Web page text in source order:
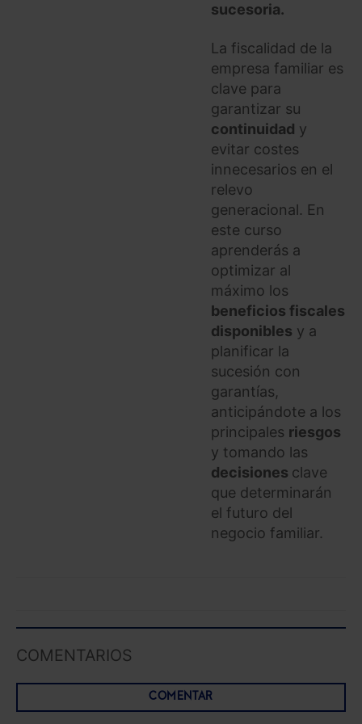
sucesoria.
La fiscalidad de la
empresa familiar es
clave para
garantizar su
continuidad y
evitar costes
innecesarios en el
relevo
generacional. En
este curso
aprenderás a
optimizar al
máximo los
beneficios fiscales
disponibles y a
planificar la
sucesión con
garantías,
anticipándote a los
principales riesgos
y tomando las
decisiones clave
que determinarán
el futuro del
negocio familiar.
COMENTARIOS
COMENTAR